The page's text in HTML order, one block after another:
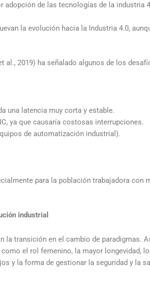
adopción de las tecnologías de la industria
la evolución hacia la Industria 4.0,
2019) ha señalado algunos de los
una latencia muy corta y estable.
ya que causaría costosas interrupciones.
de automatización industrial).
para la población trabajadora con
industrial
la transición en el cambio de paradigmas.
el rol femenino, la mayor longevidad,
y la forma de gestionar la seguridad y la